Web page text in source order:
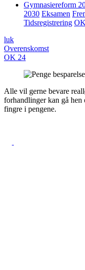
Gymnasiereform
2030 Eksamen
Tidsregistrering
luk
Overenskomst
OK 24
Alle vil gerne bevare
forhandlinger kan gå
fingre i pengene.